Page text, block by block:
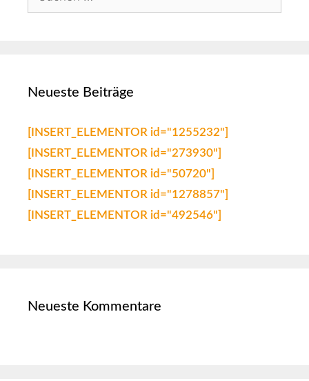
Neueste Beiträge
[INSERT_ELEMENTOR id="1255232"]
[INSERT_ELEMENTOR id="273930"]
[INSERT_ELEMENTOR id="50720"]
[INSERT_ELEMENTOR id="1278857"]
[INSERT_ELEMENTOR id="492546"]
Neueste Kommentare